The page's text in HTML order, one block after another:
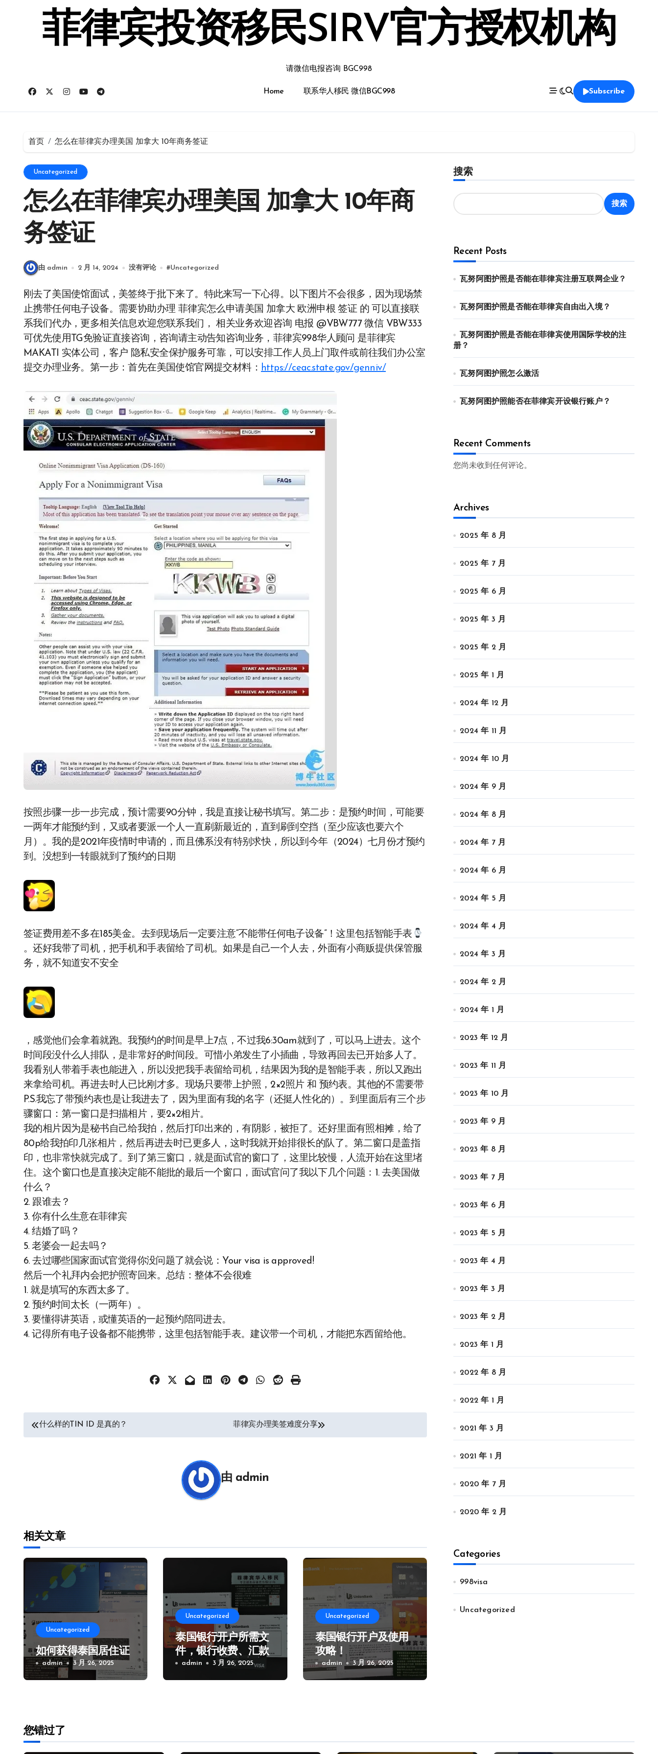
菲律宾投资移民SIRV官方授权机构
请微信电报咨询 BGC998
Home 联系华人移民 微信BGC998 Subscribe
首页 怎么在菲律宾办理美国 加拿大 10年商务签证
Uncategorized
怎么在菲律宾办理美国 加拿大 10年商
务签证
由 admin 2 月 14, 2024 没有评论 #Uncategorized
刚去了美国使馆面试，美签终于批下来了。特此来写一下心得。以下图片不会很多，因为现场禁
止携带任何电子设备。需要协助办理 菲律宾怎么申请美国 加拿大 欧洲申根 签证 的 可以直接联
系我们代办，更多相关信息欢迎您联系我们， 相关业务欢迎咨询 电报 @VBW777 微信 VBW333
可优先使用TG免验证直接咨询，咨询请主动告知咨询业务，菲律宾998华人顾问 是菲律宾
MAKATI 实体公司，客户 隐私安全保护服务可靠，可以安排工作人员上门取件或前往我们办公室
提交办理业务。第一步：首先在美国使馆官网提交材料： https://ceac.state.gov/genniv/
按照步骤一步一步完成，预计需要90分钟，我是直接让秘书填写。第二步：是预约时间，可能要
一两年才能预约到，又或者要派一个人一直刷新最近的，直到刷到空挡（至少应该也要六个
月）。我的是2021年疫情时申请的，而且佛系没有特别求快，所以到今年（2024）七月份才预约
到。没想到一转眼就到了预约的日期
签证费用差不多在185美金。去到现场后一定要注意“不能带任何电子设备”！这里包括智能手表
。还好我带了司机，把手机和手表留给了司机。如果是自己一个人去，外面有小商贩提供保管服
务，就不知道安不安全
，感觉他们会拿着就跑。我预约的时间是早上7点，不过我6:30am就到了，可以马上进去。这个
时间段没什么人排队，是非常好的时间段。可惜小弟发生了小插曲，导致再回去已开始多人了。
我看别人带着手表也能进入，所以没把我手表留给司机，结果因为我的是智能手表，所以又跑出
来拿给司机。再进去时人已比刚才多。现场只要带上护照，2×2照片 和 预约表。其他的不需要带
P.S.我忘了带预约表也是让我进去了，因为里面有我的名字（还挺人性化的）。到里面后有三个步
骤窗口：第一窗口是扫描相片，要2×2相片。
我的相片因为是秘书自己给我拍，然后打印出来的，有阴影，被拒了。还好里面有照相摊，给了
80p给我拍印几张相片，然后再进去时已更多人，这时我就开始排很长的队了。第二窗口是盖指
印，也非常快就完成了。到了第三窗口，就是面试官的窗口了，这里比较慢，人流开始在这里堵
住。这个窗口也是直接决定能不能批的最后一个窗口，面试官问了我以下几个问题：1. 去美国做
什么？
2. 跟谁去？
3. 你有什么生意在菲律宾
4. 结婚了吗？
5. 老婆会一起去吗？
6. 去过哪些国家面试官觉得你没问题了就会说：Your visa is approved!
然后一个礼拜内会把护照寄回来。总结：整体不会很难
1. 就是填写的东西太多了。
2. 预约时间太长（一两年）。
3. 要懂得讲英语，或懂英语的一起预约陪同进去。
4. 记得所有电子设备都不能携带，这里包括智能手表。建议带一个司机，才能把东西留给他。
文什么样的TIN ID 是真的？ 菲律宾办理美签难度分享
由 admin
相关文章
Uncategorized
如何获得泰国居住证
admin 3 月 26, 2025
Uncategorized
泰国银行开户所需文
件，银行收费、汇款
及注意事项！
admin 3 月 26, 2025
Uncategorized
泰国银行开户及使用
攻略！
admin 3 月 26, 2025
搜索
搜索
Recent Posts
瓦努阿图护照是否能在菲律宾注册互联网企业？
瓦努阿图护照是否能在菲律宾自由出入境？
瓦努阿图护照是否能在菲律宾使用国际学校的注
册？
瓦努阿图护照怎么激活
瓦努阿图护照能否在菲律宾开设银行账户？
Recent Comments
您尚未收到任何评论。
Archives
2025 年 8 月
2025 年 7 月
2025 年 6 月
2025 年 3 月
2025 年 2 月
2025 年 1 月
2024 年 12 月
2024 年 11 月
2024 年 10 月
2024 年 9 月
2024 年 8 月
2024 年 7 月
2024 年 6 月
2024 年 5 月
2024 年 4 月
2024 年 3 月
2024 年 2 月
2024 年 1 月
2023 年 12 月
2023 年 11 月
2023 年 10 月
2023 年 9 月
2023 年 8 月
2023 年 7 月
2023 年 6 月
2023 年 5 月
2023 年 4 月
2023 年 3 月
2023 年 2 月
2023 年 1 月
2022 年 8 月
2022 年 1 月
2021 年 3 月
2021 年 1 月
2020 年 7 月
2020 年 2 月
Categories
998visa
Uncategorized
您错过了